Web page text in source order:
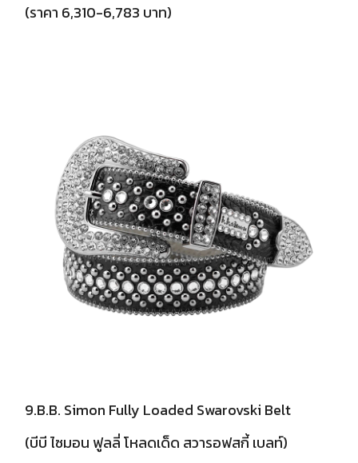
(ราคา 6,310-6,783 บาท)
9.B.B. Simon Fully Loaded Swarovski Belt
(บีบี ไซมอน ฟูลลี่ โหลดเด็ด สวารอฟสกี้ เบลท์)